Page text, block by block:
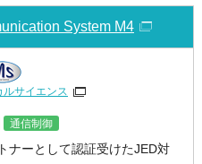
System M4
サイエンス
通信制御
ナーとして認証受けたJED対